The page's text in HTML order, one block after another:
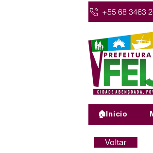
+55 68 3463
🏠Início
Voltar